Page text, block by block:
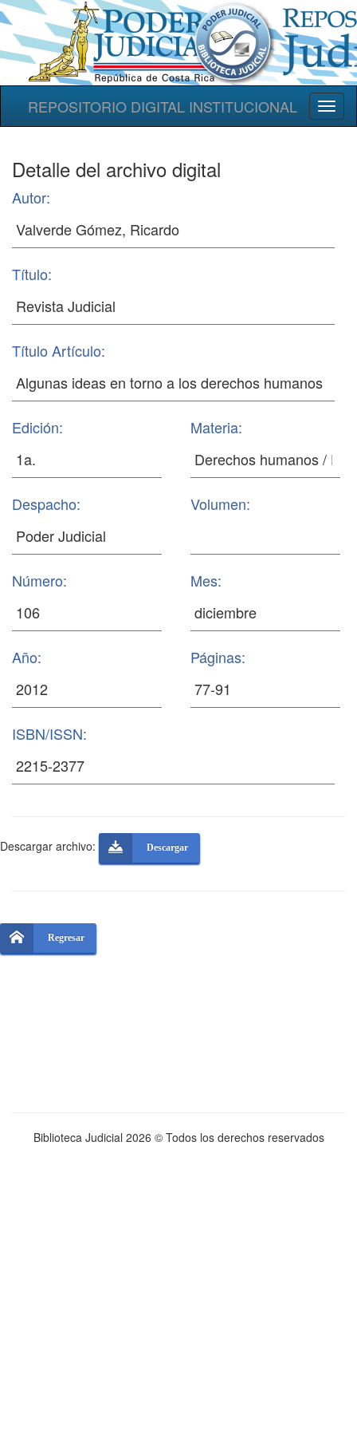
REPOSITORIO DIGITAL INSTITUCIONAL
Detalle del archivo digital
Autor:
Título:
Título Artículo:
Edición: Materia:
Despacho: Volumen:
Número: Mes:
Año: Páginas:
ISBN/ISSN:
Descargar archivo: Descargar
Regresar
Biblioteca Judicial 2026 © Todos los derechos reservados